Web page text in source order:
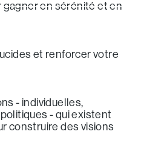
gagner en sérénité et en
et renforcer votre
- individuelles,
- qui existent
construire des visions